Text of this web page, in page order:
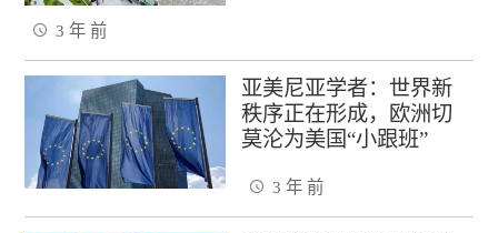
3 年 前
亚美尼亚学者：世界新
秩序正在形成，欧洲切
莫沦为美国“小跟班”
3 年 前